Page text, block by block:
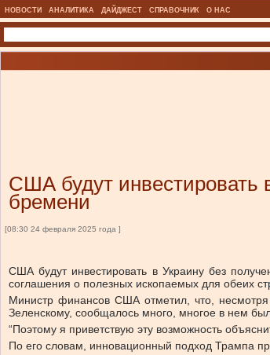
НОВОСТИ АНАЛИТИКА ДАЙДЖЕСТ СПРАВОЧНИК О НАС
США будут инвестировать
бремени
[08:30 24 февраля 2025 года ]
США будут инвестировать в Украину без
соглашения о полезных ископаемых для обеих
Министр финансов США отметил, что, несмотря
Зеленскому, сообщалось много, многое в нем
“Поэтому я приветствую эту возможность
По его словам, инновационный подход Трампа